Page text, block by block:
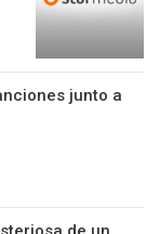
junto a